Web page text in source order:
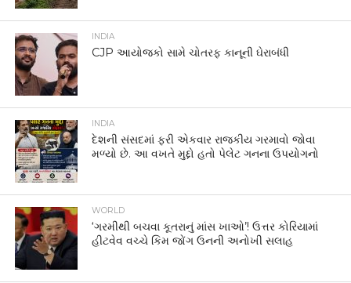
INDIA
CJP આયોજકો સામે ચોતરફ કાનૂની ઘેરાબંધી
INDIA
દેશની સંસદમાં ફરી એકવાર રાજકીય ગરમાવો જોવા
મળ્યો છે. આ વખતે મુદ્દો હતો પેલેટ ગનના ઉપયોગનો
WORLD
‘ગરમીથી બચવા કૂતરાનું માંસ ખાઓ’! ઉત્તર કોરિયામાં
હીટવેવ વચ્ચે કિમ જોંગ ઉનની અનોખી સલાહ